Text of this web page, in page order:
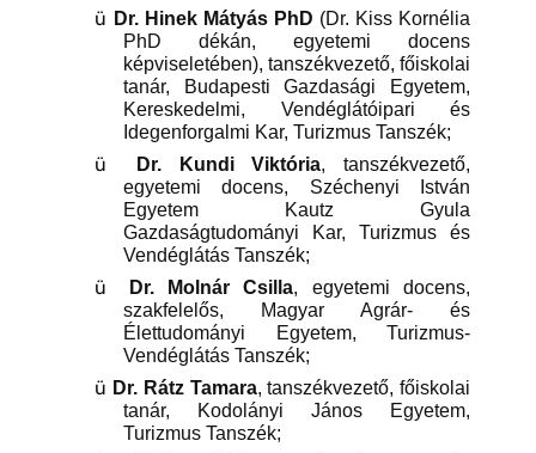
ü Dr. Hinek Mátyás PhD (Dr. Kiss Kornélia
PhD dékán, egyetemi docens
képviseletében), tanszékvezető, főiskolai
tanár, Budapesti Gazdasági Egyetem,
Kereskedelmi, Vendéglátóipari és
Idegenforgalmi Kar, Turizmus Tanszék;
ü Dr. Kundi Viktória, tanszékvezető,
egyetemi docens, Széchenyi István
Egyetem Kautz Gyula
Gazdaságtudományi Kar, Turizmus és
Vendéglátás Tanszék;
ü Dr. Molnár Csilla, egyetemi docens,
szakfelelős, Magyar Agrár- és
Élettudományi Egyetem, Turizmus-
Vendéglátás Tanszék;
ü Dr. Rátz Tamara, tanszékvezető, főiskolai
tanár, Kodolányi János Egyetem,
Turizmus Tanszék;